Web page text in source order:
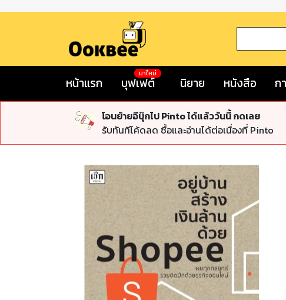
หน้าแรก บุฟเฟต์
มาใหม่
นิยาย หนังสือ ก
โอนย้ายอีบุ๊กไป Pinto ได้แล้ววันนี้ กดเลย
รับทันทีโค้ดลด ซื้อและอ่านได้ต่อเนื่องที่ Pinto